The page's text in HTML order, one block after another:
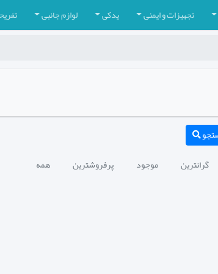
تجهیزات و ایمنی یدکی لوازم جانبی
گرانترین موجود پرفروشترین همه